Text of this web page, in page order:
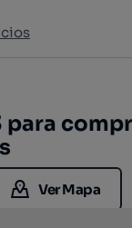
para
Ver Mapa